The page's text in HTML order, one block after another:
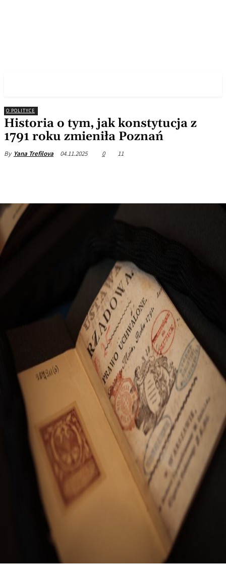
O POLITYCE
Historia o tym, jak konstytucja z
1791 roku zmieniła Poznań
By Yana Trefilova 04.11.2025 0 11